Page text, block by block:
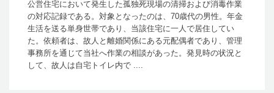
公営住宅において発生した孤独死現場の清掃および消毒作業
の対応記録である。対象となったのは、70歳代の男性。年金
生活を送る単身世帯であり、当該住宅に一人で居住してい
た。依頼者は、故人と離婚関係にある元配偶者であり、管理
事務所を通じて当社へ作業の相談があった。発見時の状況と
して、故人は自宅トイレ内で ....